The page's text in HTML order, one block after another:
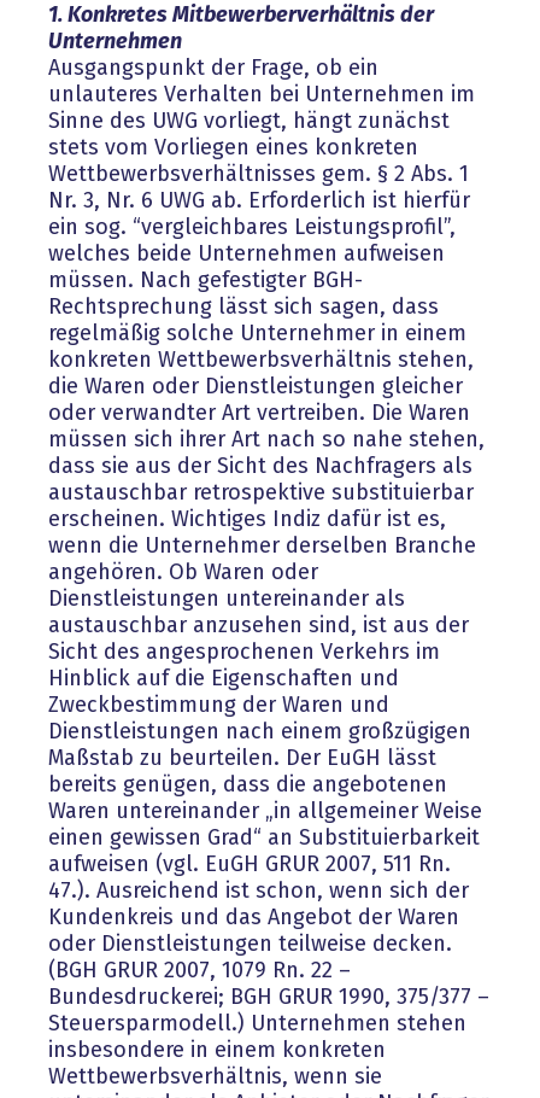
1. Konkretes Mitbewerberverhältnis der
Unternehmen
Ausgangspunkt der Frage, ob ein
unlauteres Verhalten bei Unternehmen im
Sinne des UWG vorliegt, hängt zunächst
stets vom Vorliegen eines konkreten
Wettbewerbsverhältnisses gem. § 2 Abs. 1
Nr. 3, Nr. 6 UWG ab. Erforderlich ist hierfür
ein sog. “vergleichbares Leistungsprofil”,
welches beide Unternehmen aufweisen
müssen. Nach gefestigter BGH-
Rechtsprechung lässt sich sagen, dass
regelmäßig solche Unternehmer in einem
konkreten Wettbewerbsverhältnis stehen,
die Waren oder Dienstleistungen gleicher
oder verwandter Art vertreiben. Die Waren
müssen sich ihrer Art nach so nahe stehen,
dass sie aus der Sicht des Nachfragers als
austauschbar retrospektive substituierbar
erscheinen. Wichtiges Indiz dafür ist es,
wenn die Unternehmer derselben Branche
angehören. Ob Waren oder
Dienstleistungen untereinander als
austauschbar anzusehen sind, ist aus der
Sicht des angesprochenen Verkehrs im
Hinblick auf die Eigenschaften und
Zweckbestimmung der Waren und
Dienstleistungen nach einem großzügigen
Maßstab zu beurteilen. Der EuGH lässt
bereits genügen, dass die angebotenen
Waren untereinander „in allgemeiner Weise
einen gewissen Grad“ an Substituierbarkeit
aufweisen (vgl. EuGH GRUR 2007, 511 Rn.
47.). Ausreichend ist schon, wenn sich der
Kundenkreis und das Angebot der Waren
oder Dienstleistungen teilweise decken.
(BGH GRUR 2007, 1079 Rn. 22 –
Bundesdruckerei; BGH GRUR 1990, 375/377 –
Steuersparmodell.) Unternehmen stehen
insbesondere in einem konkreten
Wettbewerbsverhältnis, wenn sie